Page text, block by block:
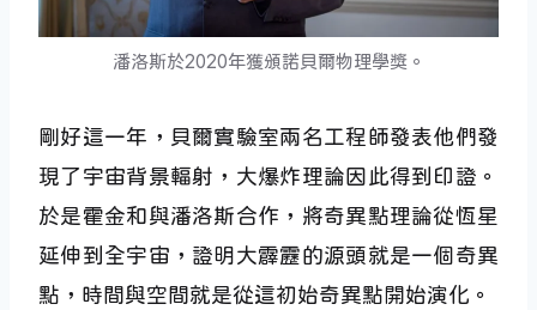
潘洛斯於2020年獲頒諾貝爾物理學獎。
剛好這一年，貝爾實驗室兩名工程師發表他們發
現了宇宙背景輻射，大爆炸理論因此得到印證。
於是霍金和與潘洛斯合作，將奇異點理論從恆星
延伸到全宇宙，證明大霹靂的源頭就是一個奇異
點，時間與空間就是從這初始奇異點開始演化。